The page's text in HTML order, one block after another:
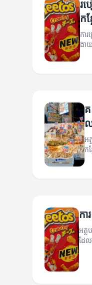
រ
ក
កា
ងា
គ
អ
ក
ក
អត្ថ
ដែល